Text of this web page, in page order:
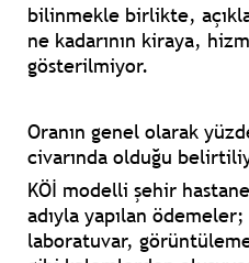
bilinmekle birlikte,
ne kadarının kiraya,
gösterilmiyor.
Oranın genel olarak
civarında olduğu
KÖİ modelli şehir
adıyla yapılan
laboratuvar,